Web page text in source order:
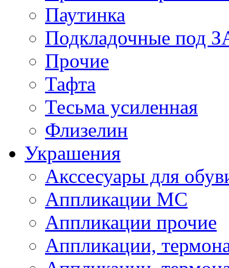
Паутинка
Подкладочные под
Прочие
Тафта
Тесьма усиленная
Флизелин
Украшения
Акссесуары для
Аппликации МС
Аппликации прочие
Аппликации,